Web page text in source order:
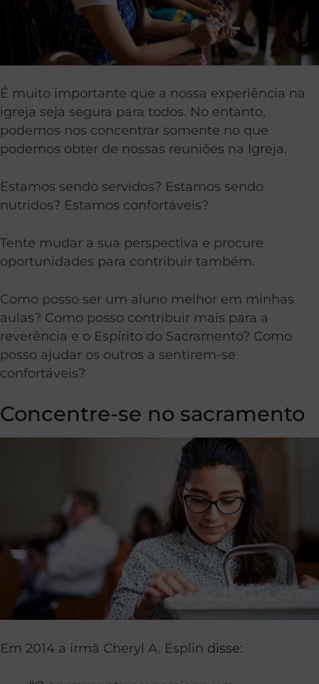
É muito importante que a nossa experiência na
igreja seja segura para todos. No entanto,
podemos nos concentrar somente no que
podemos obter de nossas reuniões na Igreja.
Estamos sendo servidos? Estamos sendo
nutridos? Estamos confortáveis?
Tente mudar a sua perspectiva e procure
oportunidades para contribuir também.
Como posso ser um aluno melhor em minhas
aulas? Como posso contribuir mais para a
reverência e o Espírito do Sacramento? Como
posso ajudar os outros a sentirem-se
confortáveis?
Concentre-se no sacramento
Em 2014 a irmã Cheryl A. Esplin disse: